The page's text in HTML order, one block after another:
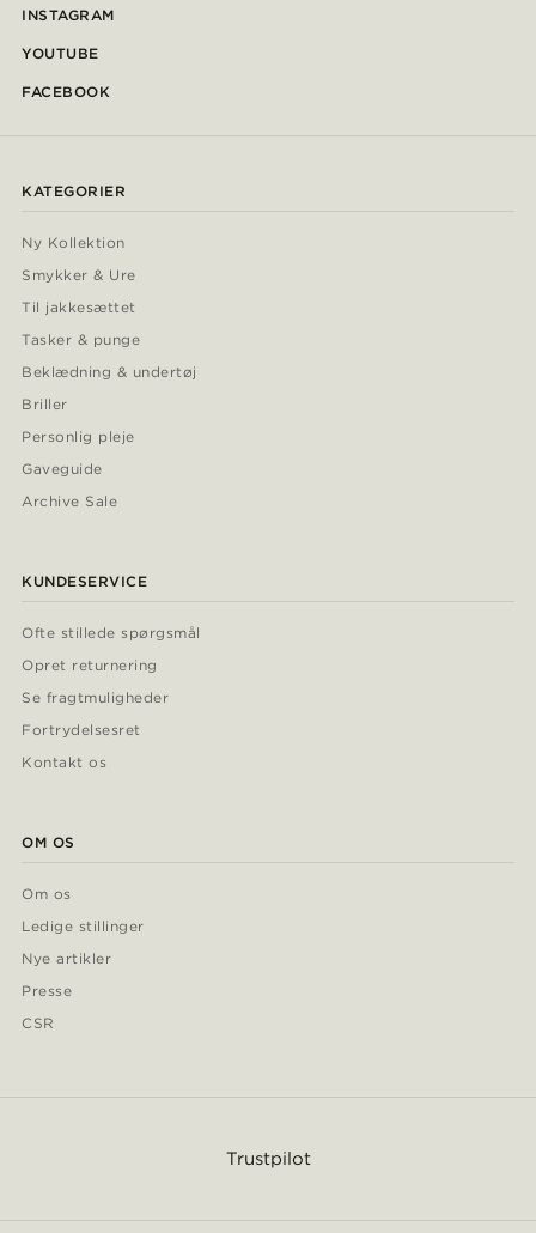
INSTAGRAM
YOUTUBE
FACEBOOK
KATEGORIER
Ny Kollektion
Smykker & Ure
Til jakkesættet
Tasker & punge
Beklædning & undertøj
Briller
Personlig pleje
Gaveguide
Archive Sale
KUNDESERVICE
Ofte stillede spørgsmål
Opret returnering
Se fragtmuligheder
Fortrydelsesret
Kontakt os
OM OS
Om os
Ledige stillinger
Nye artikler
Presse
CSR
Trustpilot